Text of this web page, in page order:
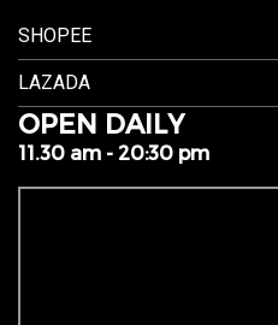
SHOPEE
LAZADA
OPEN DAILY
11.30 am - 20:30 pm